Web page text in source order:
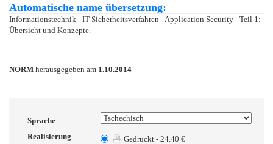
Automatische name übersetzung:
Informationstechnik - IT-Sicherheitsverfahren - Application Security - Teil 1:
Übersicht und Konzepte.
NORM herausgegeben am 1.10.2014
Sprache
Realisierung
Gedruckt - 24.40 €